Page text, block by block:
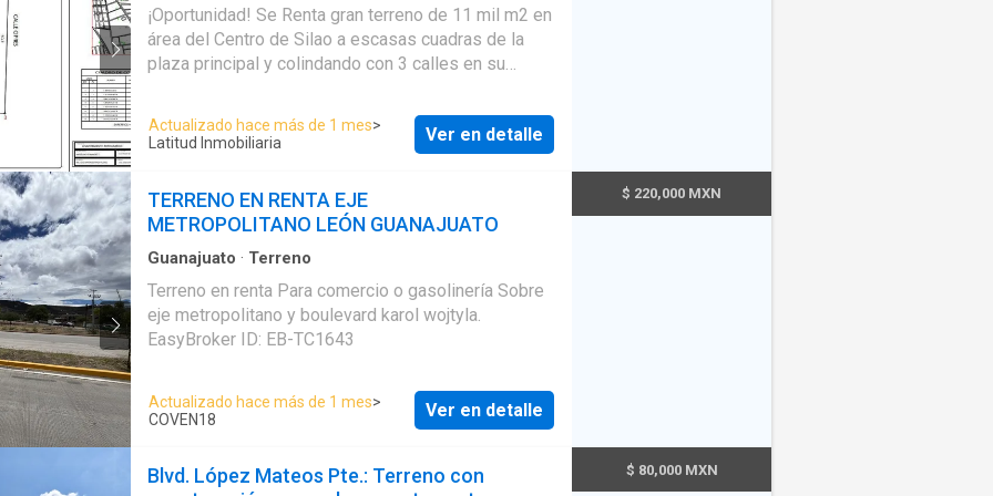
¡Oportunidad! Se Renta gran terreno de 11 mil m2 en
área del Centro de Silao a escasas cuadras de la
plaza principal y colindando con 3 calles en su
establecer tu negocio comercial, como bodegas o
centro logístico o algun tipo de híbrido entre oficinas
necesidades de tu negocio. Tiene además barda
perimetral, caseta de vigilancia y todos los
documentos están en regla. Haz una cita y ven a
conocer la propiedad. EasyBroker ID: EB-PU3869
Actualizado hace más de 1 mes>
Latitud Inmobiliaria
Ver en detalle
TERRENO EN RENTA EJE
METROPOLITANO LEÓN GUANAJUATO
Guanajuato · Terreno
Terreno en renta Para comercio o gasolinería Sobre
eje metropolitano y boulevard karol wojtyla.
EasyBroker ID: EB-TC1643
Actualizado hace más de 1 mes>
COVEN18
Ver en detalle
$ 220,000 MXN
Blvd. López Mateos Pte.: Terreno con
$ 80,000 MXN